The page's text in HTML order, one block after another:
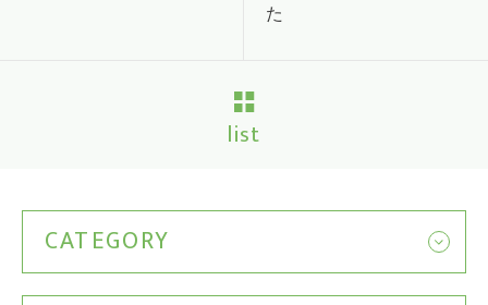
た
list
CATEGORY